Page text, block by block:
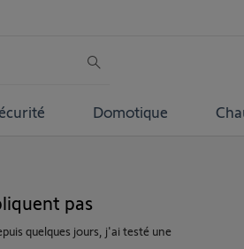
Domotique
pas
quelques jours, j'ai testé une